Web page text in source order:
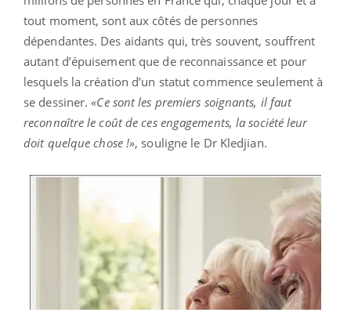
tout moment, sont aux côtés de personnes
dépendantes. Des aidants qui, très souvent, souffrent
autant d’épuisement que de reconnaissance et pour
lesquels la création d’un statut commence seulement à
se dessiner.«Ce sont les premiers soignants, il faut
reconnaître le coût de ces engagements, la société leur
doit quelque chose !», souligne le Dr Kledjian.